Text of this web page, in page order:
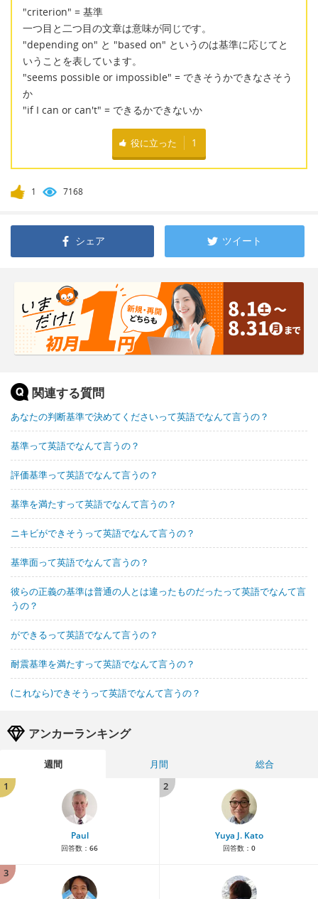
"criterion" = 基準
一つ目と二つ目の文章は意味が同じです。
"depending on" と "based on" というのは基準に応じてと
いうことを表しています。
"seems possible or impossible" = できそうかできなさそう
か
"if I can or can't" = できるかできないか
役に立った 1
1 7168
シェア ツイート
関連する質問
あなたの判断基準で決めてくださいって英語でなんて言うの？
基準って英語でなんて言うの？
評価基準って英語でなんて言うの？
基準を満たすって英語でなんて言うの？
ニキビができそうって英語でなんて言うの？
基準面って英語でなんて言うの？
彼らの正義の基準は普通の人とは違ったものだったって英語でなんて言
うの？
ができるって英語でなんて言うの？
耐震基準を満たすって英語でなんて言うの？
(これなら)できそうって英語でなんて言うの？
アンカーランキング
週間 月間
総合
1
Paul
回答数： 66
2
Yuya J. Kato
回答数： 0
3